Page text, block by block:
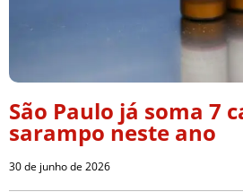
São Paulo já soma 7
sarampo neste ano
30 de junho de 2026